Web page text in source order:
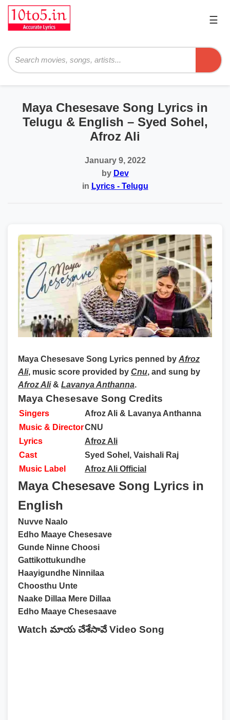
☰
Maya Chesesave Song Lyrics in
Telugu & English – Syed Sohel,
Afroz Ali
January 9, 2022
by Dev
in Lyrics - Telugu
Maya Chesesave Song Lyrics penned by Afroz
Ali, music score provided by Cnu, and sung by
Afroz Ali& Lavanya Anthanna.
Maya Chesesave Song Credits
Singers
Afroz Ali & Lavanya Anthanna
Music & DirectorCNU
Lyrics
Afroz Ali
Cast
Syed Sohel, Vaishali Raj
Music Label
Afroz Ali Official
Maya Chesesave Song Lyrics in
English
Nuvve Naalo
Edho Maaye Chesesave
Gunde Ninne Choosi
Gattikottukundhe
Haayigundhe Ninnilaa
Choosthu Unte
Naake Dillaa Mere Dillaa
Edho Maaye Chesesaave
Watch మాయ చేశేసావే Video Song